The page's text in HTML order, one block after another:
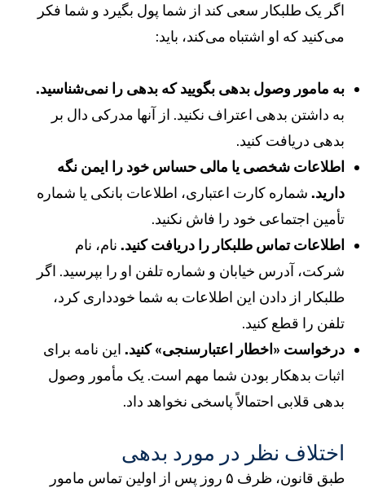
اگر یک طلبکار سعی کند از شما پول بگیرد و شما فکر
می‌کنید که او اشتباه می‌کند، باید:
به مامور وصول بدهی بگویید که بدهی را نمی‌شناسید.
به داشتن بدهی اعتراف نکنید. از آنها مدرکی دال بر
بدهی دریافت کنید.
اطلاعات شخصی یا مالی حساس خود را ایمن نگه
دارید.شماره کارت اعتباری، اطلاعات بانکی یا شماره
تأمین اجتماعی خود را فاش نکنید.
اطلاعات تماس طلبکار را دریافت کنید.نام، نام
شرکت، آدرس خیابان و شماره تلفن او را بپرسید. اگر
طلبکار از دادن این اطلاعات به شما خودداری کرد،
تلفن را قطع کنید.
درخواست «اخطار اعتبارسنجی» کنید.این نامه برای
اثبات بدهکار بودن شما مهم است. یک مأمور وصول
بدهی قلابی احتمالاً پاسخی نخواهد داد.
اختلاف نظر در مورد بدهی
طبق قانون، ظرف ۵ روز پس از اولین تماس مامور